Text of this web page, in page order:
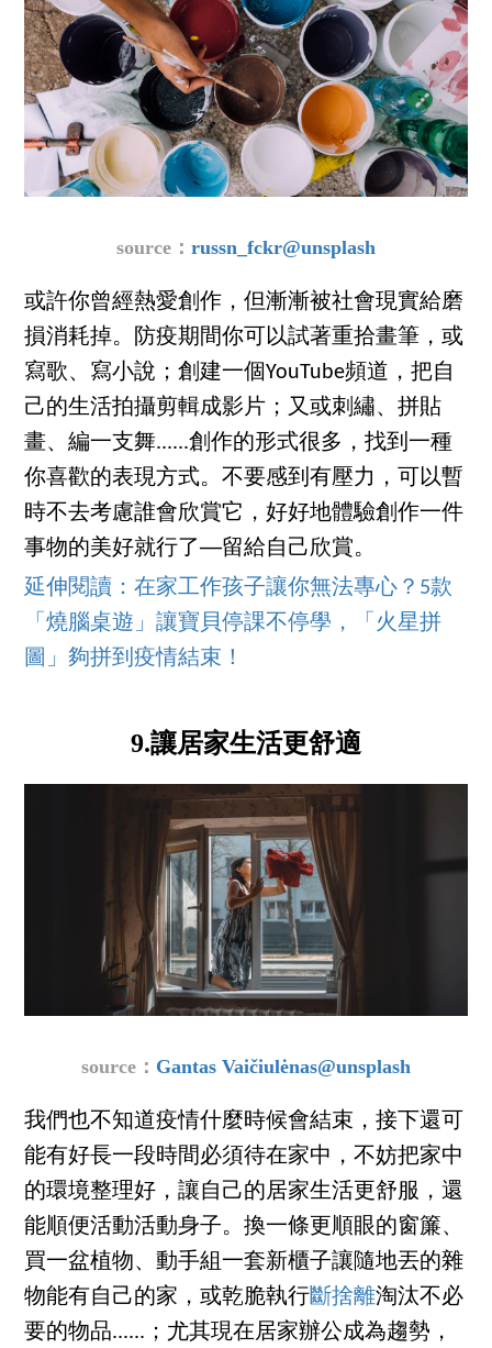
source： russn_fckr@unsplash
或許你曾經熱愛創作，但漸漸被社會現實給磨
損消耗掉。防疫期間你可以試著重拾畫筆，或
寫歌、寫小說；創建一個YouTube頻道，把自
己的生活拍攝剪輯成影片；又或刺繡、拼貼
畫、編一支舞......創作的形式很多，找到一種
你喜歡的表現方式。不要感到有壓力，可以暫
時不去考慮誰會欣賞它，好好地體驗創作一件
事物的美好就行了──留給自己欣賞。
延伸閱讀：在家工作孩子讓你無法專心？5款
「燒腦桌遊」讓寶貝停課不停學，「火星拼
圖」夠拼到疫情結束！
9.讓居家生活更舒適
source： Gantas Vaičiulėnas@unsplash
我們也不知道疫情什麼時候會結束，接下還可
能有好長一段時間必須待在家中，不妨把家中
的環境整理好，讓自己的居家生活更舒服，還
能順便活動活動身子。換一條更順眼的窗簾、
買一盆植物、動手組一套新櫃子讓隨地丟的雜
物能有自己的家，或乾脆執行斷捨離淘汰不必
要的物品......；尤其現在居家辦公成為趨勢，